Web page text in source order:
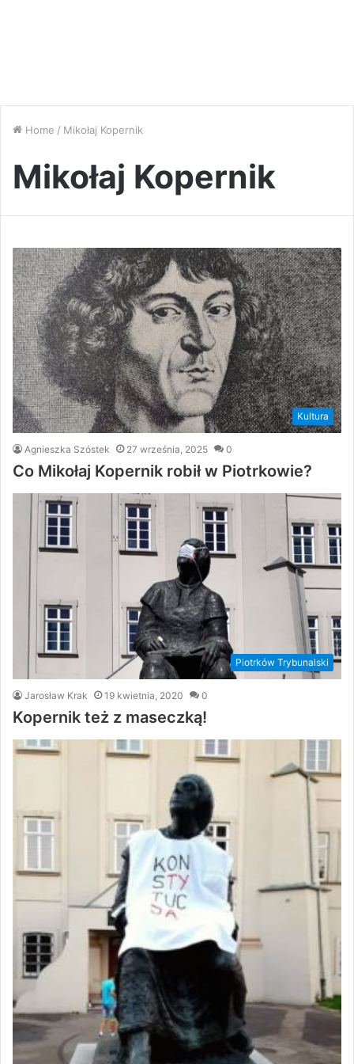
Home / Mikołaj Kopernik
Mikołaj Kopernik
Kultura
Agnieszka Szóstek 27 września, 2025 0
Co Mikołaj Kopernik robił w Piotrkowie?
Piotrków Trybunalski
Jarosław Krak 19 kwietnia, 2020 0
Kopernik też z maseczką!